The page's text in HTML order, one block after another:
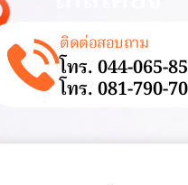
ติดต่อสอบถาม
โทร. 044-065-
โทร. 081-790-